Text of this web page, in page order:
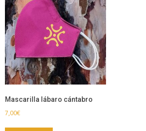
Mascarilla lábaro cántabro
7,00€